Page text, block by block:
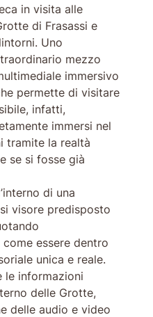
in visita alle
di Frasassi e
Uno
mezzo
immersivo
permette di visitare
infatti,
immersi nel
tramite la realtà
se si fosse già
di una
visore predisposto
essere dentro
unica e reale.
le informazioni
delle Grotte,
delle audio e video